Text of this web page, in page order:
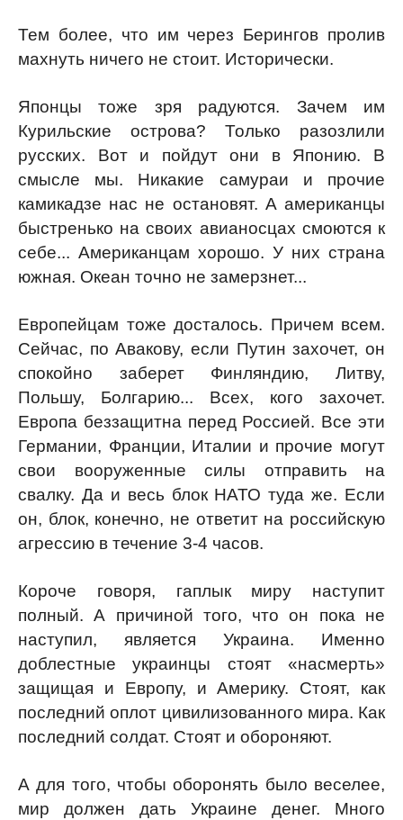
Тем более, что им через Берингов пролив
махнуть ничего не стоит. Исторически.
Японцы тоже зря радуются. Зачем им
Курильские острова? Только разозлили
русских. Вот и пойдут они в Японию. В
смысле мы. Никакие самураи и прочие
камикадзе нас не остановят. А американцы
быстренько на своих авианосцах смоются к
себе... Американцам хорошо. У них страна
южная. Океан точно не замерзнет...
Европейцам тоже досталось. Причем всем.
Сейчас, по Авакову, если Путин захочет, он
спокойно заберет Финляндию, Литву,
Польшу, Болгарию... Всех, кого захочет.
Европа беззащитна перед Россией. Все эти
Германии, Франции, Италии и прочие могут
свои вооруженные силы отправить на
свалку. Да и весь блок НАТО туда же. Если
он, блок, конечно, не ответит на российскую
агрессию в течение 3-4 часов.
Короче говоря, гаплык миру наступит
полный. А причиной того, что он пока не
наступил, является Украина. Именно
доблестные украинцы стоят «насмерть»
защищая и Европу, и Америку. Стоят, как
последний оплот цивилизованного мира. Как
последний солдат. Стоят и обороняют.
А для того, чтобы оборонять было веселее,
мир должен дать Украине денег. Много